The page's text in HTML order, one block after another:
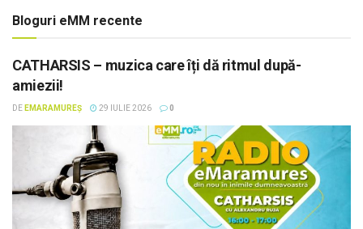
Bloguri eMM recente
CATHARSIS – muzica care îți dă ritmul după-
amiezii!
DE EMARAMUREȘ 29 IULIE 2026 0